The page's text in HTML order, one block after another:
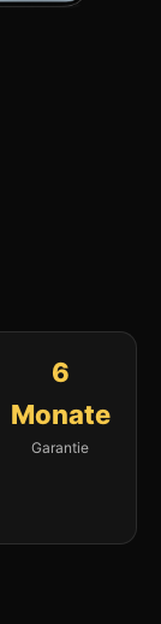
6
Monate
Garantie